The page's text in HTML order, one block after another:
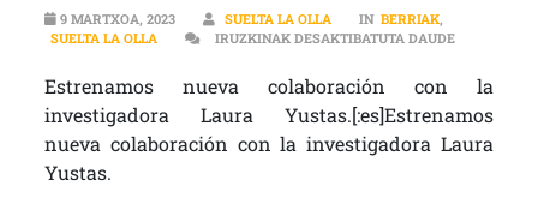
9 MARTXOA, 2023 SUELTA LA OLLA IN BERRIAK,
SUELTA LA OLLA
IRUZKINAK DESAKTIBATUTA DAUDESALUD
Estrenamos nueva colaboración con la
investigadora Laura Yustas.[:es]Estrenamos
nueva colaboración con la investigadora Laura
Yustas.